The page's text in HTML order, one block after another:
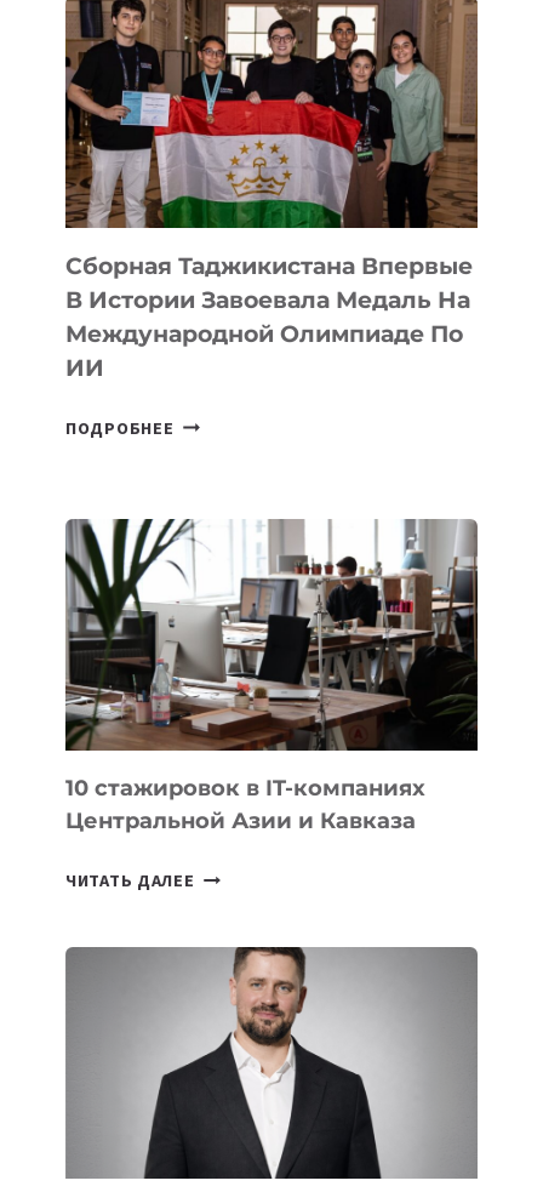
ASTANA
ПРЕДСТАВИЛИ
АРТ-
ФИЛЬМ
TENGRIDA:
CYBER
STEPPE
Сборная Таджикистана Впервые
В Истории Завоевала Медаль На
Международной Олимпиаде По
ИИ
ПОДРОБНЕЕ СБОРНАЯ
ИСТОРИИ
ЗАВОЕВАЛА
МЕДАЛЬ
НА
МЕЖДУНАРОДНОЙ
ОЛИМПИАДЕ
ПО
ИИ
10 стажировок в IT-компаниях
Центральной Азии и Кавказа
ЧИТАТЬ ДАЛЕЕ
КОМПАНИЯХ
ЦЕНТРАЛЬНОЙ
АЗИИ
КАВКАЗА